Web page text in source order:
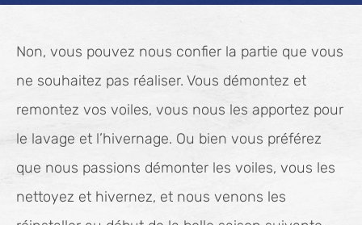
Non, vous pouvez nous confier la partie que vous
ne souhaitez pas réaliser. Vous démontez et
remontez vos voiles, vous nous les apportez pour
le lavage et l’hivernage. Ou bien vous préférez
que nous passions démonter les voiles, vous les
nettoyez et hivernez, et nous venons les